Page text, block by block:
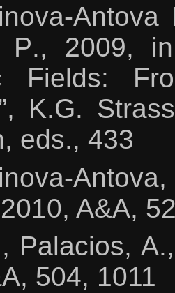
-Antova
P., 2009,
Fields:
K.G.
, eds., 433
A&A,
Palacios,
504, 1011